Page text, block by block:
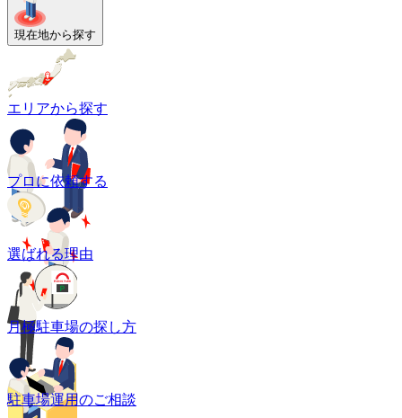
現在地から探す
エリアから探す
プロに依頼する
選ばれる理由
月極駐車場の探し方
駐車場運用のご相談